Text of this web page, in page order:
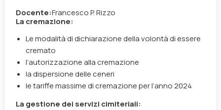
Docente:Francesco P. Rizzo
La cremazione:
Le modalità di dichiarazione della volontà di essere
cremato
l’autorizzazione alla cremazione
la dispersione delle ceneri
le tariffe massime di cremazione per l’anno 2024
La gestione dei servizi cimiteriali: